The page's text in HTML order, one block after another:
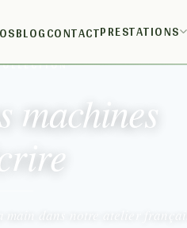
BLOGCONTACTPRESTATIONS
machines